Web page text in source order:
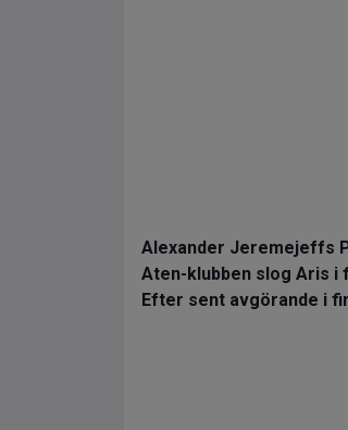
Alexander Jeremejeffs
Aten-klubben slog Aris i
Efter sent avgörande i